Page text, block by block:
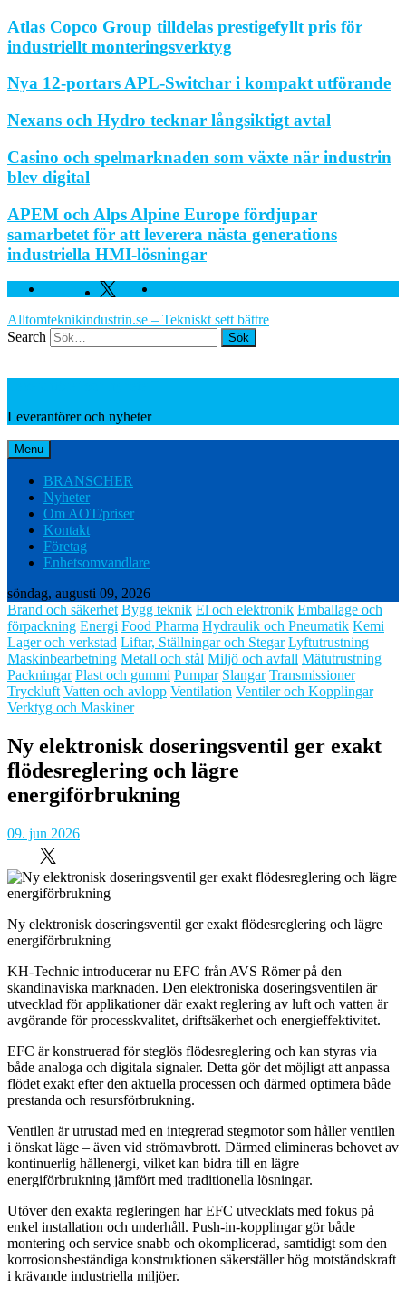
Atlas Copco Group tilldelas prestigefyllt pris för
industriellt monteringsverktyg
Nya 12-portars APL-Switchar i kompakt utförande
Nexans och Hydro tecknar långsiktigt avtal
Casino och spelmarknaden som växte när industrin
blev digital
APEM och Alps Alpine Europe fördjupar
samarbetet för att leverera nästa generations
industriella HMI-lösningar
Facebook Twitter
Alltomteknikindustrin.se – Tekniskt sett bättre
Search
Leverantörer och nyheter
Menu
BRANSCHER
Nyheter
Om AOT/priser
Kontakt
Företag
Enhetsomvandlare
söndag, augusti 09, 2026
Brand och säkerhet Bygg teknik El och elektronik Emballage och
förpackning Energi Food Pharma Hydraulik och Pneumatik Kemi
Lager och verkstad Liftar, Ställningar och Stegar Lyftutrustning
Maskinbearbetning Metall och stål Miljö och avfall Mätutrustning
Packningar Plast och gummi Pumpar Slangar Transmissioner
Tryckluft Vatten och avlopp Ventilation Ventiler och Kopplingar
Verktyg och Maskiner
Ny elektronisk doseringsventil ger exakt
flödesreglering och lägre
energiförbrukning
09. jun 2026
Ny elektronisk doseringsventil ger exakt flödesreglering och lägre
energiförbrukning
KH-Technic introducerar nu EFC från AVS Römer på den
skandinaviska marknaden. Den elektroniska doseringsventilen är
utvecklad för applikationer där exakt reglering av luft och vatten är
avgörande för processkvalitet, driftsäkerhet och energieffektivitet.
EFC är konstruerad för steglös flödesreglering och kan styras via
både analoga och digitala signaler. Detta gör det möjligt att anpassa
flödet exakt efter den aktuella processen och därmed optimera både
prestanda och resursförbrukning.
Ventilen är utrustad med en integrerad stegmotor som håller ventilen
i önskat läge – även vid strömavbrott. Därmed elimineras behovet av
kontinuerlig hållenergi, vilket kan bidra till en lägre
energiförbrukning jämfört med traditionella lösningar.
Utöver den exakta regleringen har EFC utvecklats med fokus på
enkel installation och underhåll. Push-in-kopplingar gör både
montering och service snabb och okomplicerad, samtidigt som den
korrosionsbeständiga konstruktionen säkerställer hög motståndskraft
i krävande industriella miljöer.